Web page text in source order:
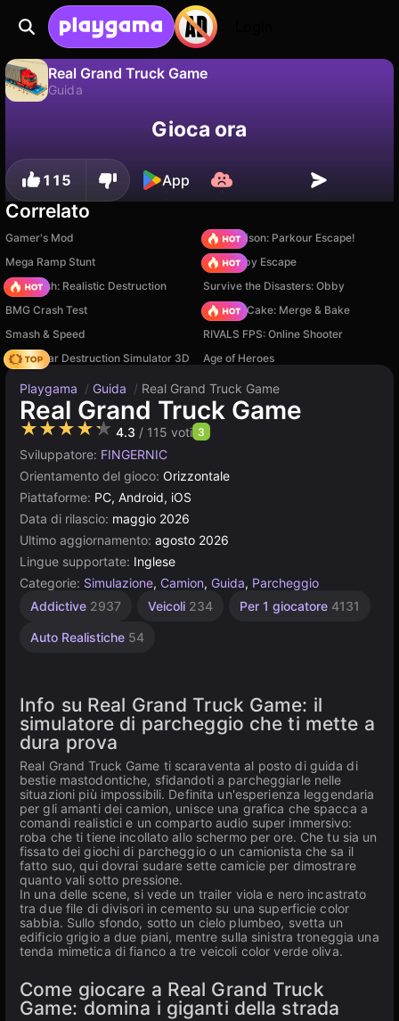
Real Grand Truck Game
Guida
Salva i progressi!Gioca ora
115 App
Correlato
Gamer's Mod
Barry Prison: Parkour Escape!
Mega Ramp Stunt
Your Obby Escape
Car Crush: Realistic Destruction
Survive the Disasters: Obby
BMG Crash Test
Piece of Cake: Merge & Bake
Smash & Speed
RIVALS FPS: Online Shooter
Online Car Destruction Simulator 3D
Age of Heroes
Playgama / Guida / Real Grand Truck Game
Real Grand Truck Game
★★★★★ 4.3 / 115 voti 3
Sviluppatore: FINGERNIC
Orientamento del gioco: Orizzontale
Piattaforme: PC, Android, iOS
Data di rilascio: maggio 2026
Ultimo aggiornamento: agosto 2026
Lingue supportate: Inglese
Categorie: Simulazione, Camion, Guida, Parcheggio
Addictive 2937 Veicoli 234 Per 1 giocatore 4131
Auto Realistiche 54
Info su Real Grand Truck Game: il
simulatore di parcheggio che ti mette a
dura prova
Real Grand Truck Game ti scaraventa al posto di guida di
bestie mastodontiche, sfidandoti a parcheggiarle nelle
situazioni più impossibili. Definita un'esperienza leggendaria
per gli amanti dei camion, unisce una grafica che spacca a
comandi realistici e un comparto audio super immersivo:
roba che ti tiene incollato allo schermo per ore. Che tu sia un
fissato dei giochi di parcheggio o un camionista che sa il
fatto suo, qui dovrai sudare sette camicie per dimostrare
quanto vali sotto pressione.
In una delle scene, si vede un trailer viola e nero incastrato
tra due file di divisori in cemento su una superficie color
sabbia. Sullo sfondo, sotto un cielo plumbeo, svetta un
edificio grigio a due piani, mentre sulla sinistra troneggia una
tenda mimetica di fianco a tre veicoli color verde oliva.
Come giocare a Real Grand Truck
Game: domina i giganti della strada